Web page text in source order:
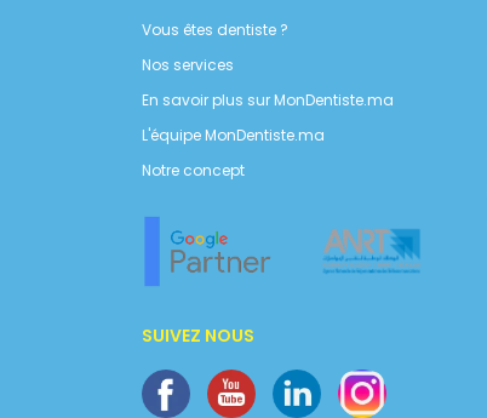
Vous êtes dentiste ?
Nos services
En savoir plus sur MonDentiste.ma
L'équipe MonDentiste.ma
Notre concept
SUIVEZ NOUS